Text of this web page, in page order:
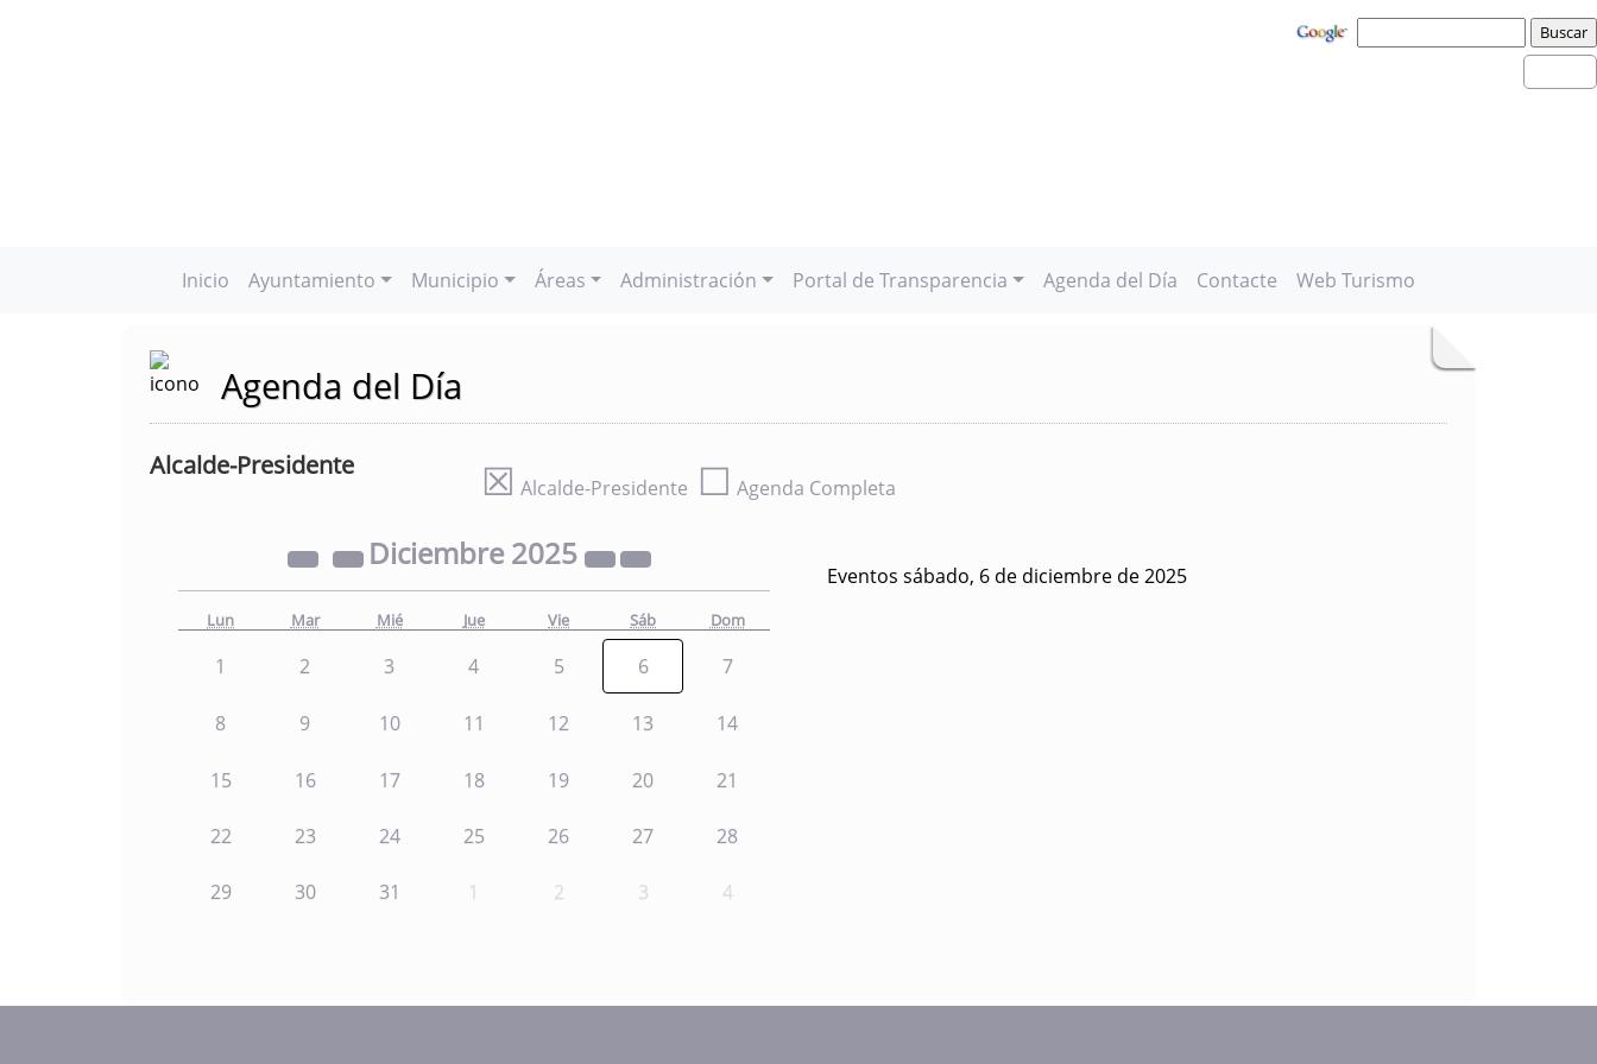
Inicio Ayuntamiento Municipio Áreas Administración Portal de Transparencia Agenda del Día Contacte Web Turismo
Agenda del Día
Alcalde-Presidente ☒ Alcalde-Presidente ☐ Agenda Completa
Diciembre 2025
Lun Mar Mié Jue Vie Sáb Dom
1 2 3 4 5 6 7
8 9 10 11 12 13 14
15 16 17 18 19 20 21
22 23 24 25 26 27 28
29 30 31 1 2 3 4
Eventos sábado, 6 de diciembre de 2025